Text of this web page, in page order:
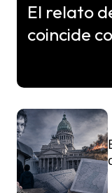
El relato
coincide